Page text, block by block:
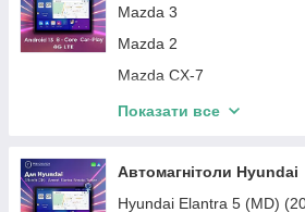
Toyota Tundra, Sequoia 2
Toyota Sienna 3 (2010-
Toyota Yaris 3 (2011-2020)
Toyota Venza 1 (2008-2017)
Toyota Avensis 3 (T27)
Toyota Auris 1 (2006-2012)
Mazda 3
Mazda 2
Mazda CX-7
Mazda 5
Mazda CX-4
Mazda CX-5
Показати все
Автомагнітоли Hyundai
Hyundai Elantra 5 (MD)